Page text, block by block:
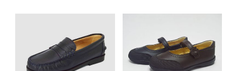
33.95€.
es:
27.16€.
47.90€.